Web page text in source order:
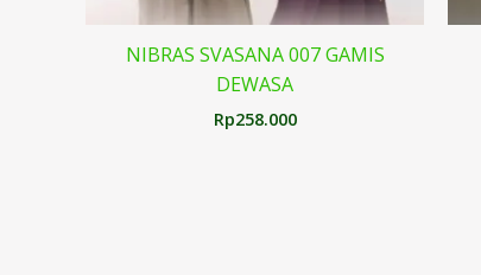
NIBRAS SVASANA 007 GAMIS
DEWASA
Rp258.000